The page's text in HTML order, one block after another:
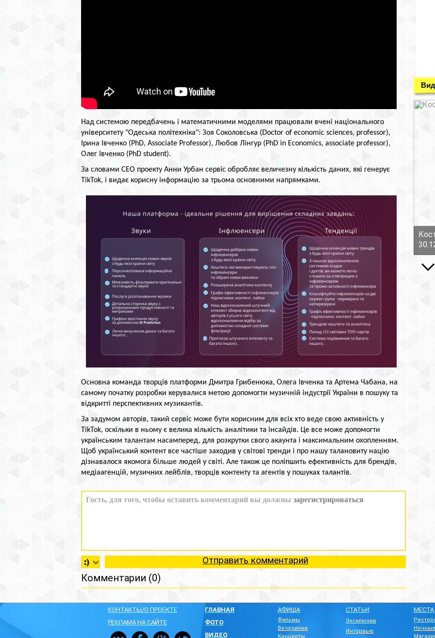
Над системою передбачень і математичними моделями працювали вчені національного
університету "Одеська політехніка": Зоя Соколовська (Doctor of economic sciences, professor),
Ірина Івченко (PhD, Associate Professor), Любов Лінгур (PhD in Economics, associate professor),
Олег Івченко (PhD student).
За словами СЕО проекту Анни Урбан сервіс обробляє величезну кількість даних, які генерує
TikTok, і видає корисну інформацію за трьома основними напрямками.
Основна команда творців платформи Дмитра Грибенюка, Олега Івченка та Артема Чабана, на
самому початку розробки керувалися метою допомогти музичній індустрії України в пошуку та
відкритті перспективних музикантів.
За задумом авторів, такий сервіс може бути корисним для всіх хто веде свою активність у
TikTok, оскільки в ньому є велика кількість аналітики та інсайдів. Це все може допомогти
українським талантам насамперед, для розкрутки свого акаунта і максимальним охопленням.
Щоб український контент все частіше заходив у світові тренди і про нашу талановиту націю
дізнавалося якомога більше людей у світі. Але також це поліпшить ефективність для брендів,
медіаагенцій, музичних лейблів, творців контенту та агентів у пошуках талантів.
Отправить комментарий
Комментарии (0)
КОНТАКТЫ/О ПРОЕКТЕ
РЕКЛАМА НА САЙТЕ
ГЛАВНАЯ
ФОТО
ВИДЕО
АФИША
Фильмы
Вечеринки
Концерты
СТАТЬИ
Эксклюзив
Интервью
МЕСТА